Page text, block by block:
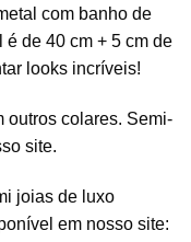
com banho de
é de 40 cm + 5 cm de
looks incríveis!
outros colares. Semi-
site.
joias de luxo
em nosso site: